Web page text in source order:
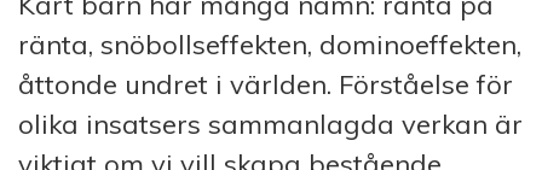
ränta, snöbollseffekten, dominoeffekten,
åttonde undret i världen. Förståelse för
olika insatsers sammanlagda verkan är